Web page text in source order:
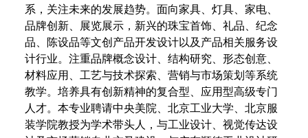
系，关注未来的发展趋势。面向家具、灯具、家电、
品牌创新、展览展示，新兴的珠宝首饰、礼品、纪念
品、陈设品等文创产品开发设计以及产品相关服务设
计行业。注重品牌概念设计、结构研究、形态创意、
材料应用、工艺与技术探索、营销与市场策划等系统
教学。培养具有创新精神的复合型、应用型高级专门
人才。本专业聘请中央美院、北京工业大学、北京服
装学院教授为学术带头人，与工业设计、视觉传达设